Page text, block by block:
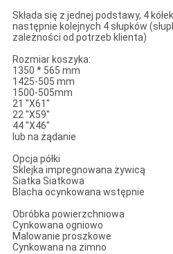
Składa się z jednej podstawy, 4
następnie kolejnych 4 słupków
zależności od potrzeb klienta)
Rozmiar koszyka:
1350 * 565 mm
1425-505 mm
1500-505mm
21 "X61"
22 "X59"
44 "X46"
lub na żądanie
Opcja półki
Sklejka impregnowana żywicą
Siatka Siatkowa
Blacha ocynkowana wstępnie
Obróbka powierzchniowa
Cynkowana ogniowo
Malowanie proszkowe
Cynkowana na zimno